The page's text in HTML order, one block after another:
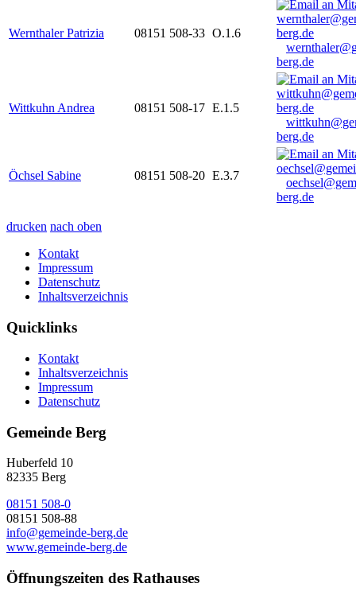
Wernthaler Patrizia 08151 508-33 O.1.6
berg.de
Wittkuhn Andrea 08151 508-17 E.1.5
berg.de
Öchsel Sabine 08151 508-20 E.3.7
berg.de
drucken nach oben
Kontakt
Impressum
Datenschutz
Inhaltsverzeichnis
Quicklinks
Kontakt
Inhaltsverzeichnis
Impressum
Datenschutz
Gemeinde Berg
Huberfeld 10
82335 Berg
08151 508-0
08151 508-88
info@gemeinde-berg.de
www.gemeinde-berg.de
Öffnungszeiten des Rathauses